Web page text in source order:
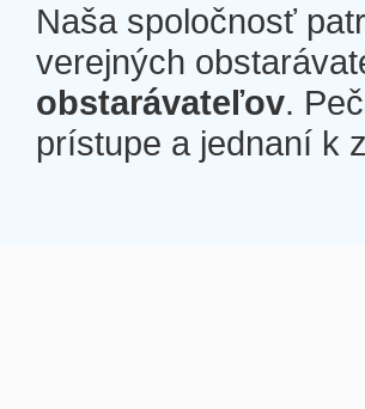
Naša spoločnosť
verejných
obstarávateľov.
prístupe a jednaní k